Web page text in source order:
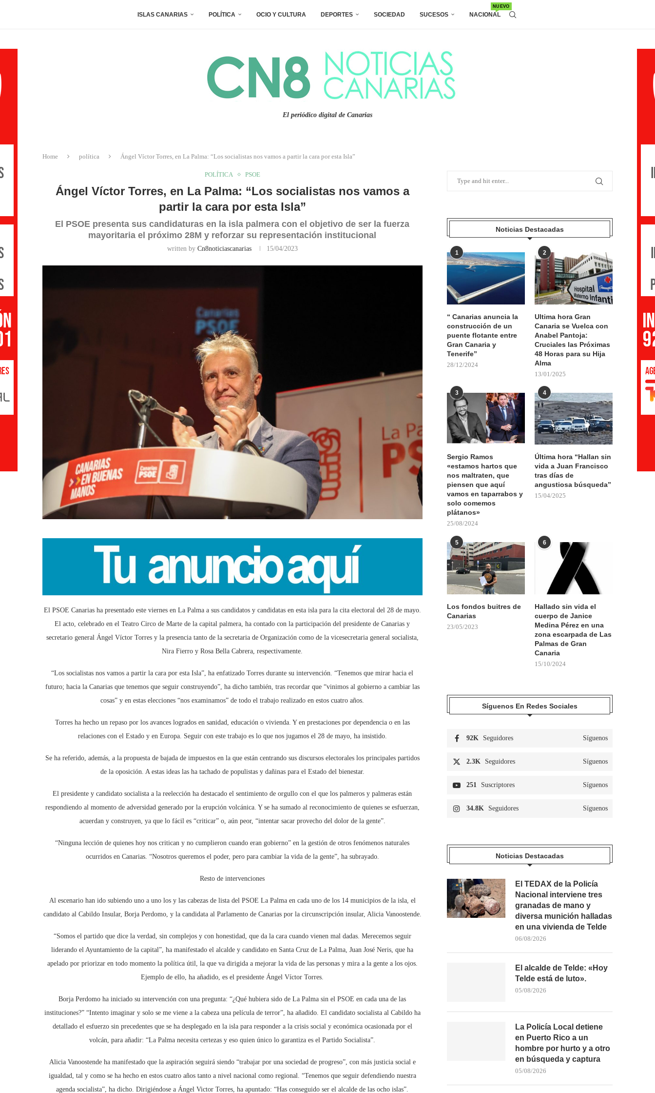
ISLAS CANARIAS POLÍTICA OCIO Y CULTURA DEPORTES SOCIEDAD SUCESOS NACIONAL
NUEVO
El periódico digital de Canarias
Home política Ángel Víctor Torres, en La Palma: “Los socialistas nos vamos a partir la cara por esta Isla”
POLÍTICA PSOE
Ángel Víctor Torres, en La Palma: “Los socialistas nos vamos a
partir la cara por esta Isla”
El PSOE presenta sus candidaturas en la isla palmera con el objetivo de ser la fuerza
mayoritaria el próximo 28M y reforzar su representación institucional
written by Cn8noticiascanarias 15/04/2023
El PSOE Canarias ha presentado este viernes en La Palma a sus candidatos y candidatas en esta isla para la cita electoral del 28 de mayo.
El acto, celebrado en el Teatro Circo de Marte de la capital palmera, ha contado con la participación del presidente de Canarias y
secretario general Ángel Víctor Torres y la presencia tanto de la secretaria de Organización como de la vicesecretaria general socialista,
Nira Fierro y Rosa Bella Cabrera, respectivamente.
“Los socialistas nos vamos a partir la cara por esta Isla”, ha enfatizado Torres durante su intervención. “Tenemos que mirar hacia el
futuro; hacia la Canarias que tenemos que seguir construyendo”, ha dicho también, tras recordar que “vinimos al gobierno a cambiar las
cosas” y en estas elecciones “nos examinamos” de todo el trabajo realizado en estos cuatro años.
Torres ha hecho un repaso por los avances logrados en sanidad, educación o vivienda. Y en prestaciones por dependencia o en las
relaciones con el Estado y en Europa. Seguir con este trabajo es lo que nos jugamos el 28 de mayo, ha insistido.
Se ha referido, además, a la propuesta de bajada de impuestos en la que están centrando sus discursos electorales los principales partidos
de la oposición. A estas ideas las ha tachado de populistas y dañinas para el Estado del bienestar.
El presidente y candidato socialista a la reelección ha destacado el sentimiento de orgullo con el que los palmeros y palmeras están
respondiendo al momento de adversidad generado por la erupción volcánica. Y se ha sumado al reconocimiento de quienes se esfuerzan,
acuerdan y construyen, ya que lo fácil es “criticar” o, aún peor, “intentar sacar provecho del dolor de la gente”.
“Ninguna lección de quienes hoy nos critican y no cumplieron cuando eran gobierno” en la gestión de otros fenómenos naturales
ocurridos en Canarias. “Nosotros queremos el poder, pero para cambiar la vida de la gente”, ha subrayado.
Resto de intervenciones
Al escenario han ido subiendo uno a uno los y las cabezas de lista del PSOE La Palma en cada uno de los 14 municipios de la isla, el
candidato al Cabildo Insular, Borja Perdomo, y la candidata al Parlamento de Canarias por la circunscripción insular, Alicia Vanoostende.
“Somos el partido que dice la verdad, sin complejos y con honestidad, que da la cara cuando vienen mal dadas. Merecemos seguir
liderando el Ayuntamiento de la capital”, ha manifestado el alcalde y candidato en Santa Cruz de La Palma, Juan José Neris, que ha
apelado por priorizar en todo momento la política útil, la que va dirigida a mejorar la vida de las personas y mira a la gente a los ojos.
Ejemplo de ello, ha añadido, es el presidente Ángel Víctor Torres.
Borja Perdomo ha iniciado su intervención con una pregunta: “¿Qué hubiera sido de La Palma sin el PSOE en cada una de las
instituciones?” “Intento imaginar y solo se me viene a la cabeza una película de terror”, ha añadido. El candidato socialista al Cabildo ha
detallado el esfuerzo sin precedentes que se ha desplegado en la isla para responder a la crisis social y económica ocasionada por el
volcán, para añadir: “La Palma necesita certezas y eso quien único lo garantiza es el Partido Socialista”.
Alicia Vanoostende ha manifestado que la aspiración seguirá siendo “trabajar por una sociedad de progreso”, con más justicia social e
igualdad, tal y como se ha hecho en estos cuatro años tanto a nivel nacional como regional. “Tenemos que seguir defendiendo nuestra
agenda socialista”, ha dicho. Dirigiéndose a Ángel Victor Torres, ha apuntado: “Has conseguido ser el alcalde de las ocho islas”.
Noticias Destacadas
1
“ Canarias anuncia la
construcción de un
puente flotante entre
Gran Canaria y
Tenerife”
28/12/2024
2
Ultima hora Gran
Canaria se Vuelca con
Anabel Pantoja:
Cruciales las Próximas
48 Horas para su Hija
Alma
13/01/2025
3
Sergio Ramos
«estamos hartos que
nos maltraten, que
piensen que aquí
vamos en taparrabos y
solo comemos
plátanos»
25/08/2024
4
Última hora “Hallan sin
vida a Juan Francisco
tras días de
angustiosa búsqueda”
15/04/2025
5
Los fondos buitres de
Canarias
23/05/2023
6
Hallado sin vida el
cuerpo de Janice
Medina Pérez en una
zona escarpada de Las
Palmas de Gran
Canaria
15/10/2024
Síguenos En Redes Sociales
92K Seguidores Síguenos
2.3K Seguidores Síguenos
251 Suscriptores Síguenos
34.8K Seguidores Síguenos
Noticias Destacadas
El TEDAX de la Policía
Nacional interviene tres
granadas de mano y
diversa munición halladas
en una vivienda de Telde
06/08/2026
El alcalde de Telde: «Hoy
Telde está de luto».
05/08/2026
La Policía Local detiene
en Puerto Rico a un
hombre por hurto y a otro
en búsqueda y captura
05/08/2026